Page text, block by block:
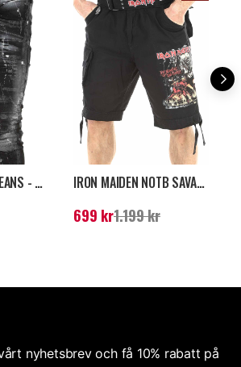
NEDNESS KINGZ JEANS - SVART/SILVER
IRON MAIDEN NOTB SAVAGE SHORTS - SVART
Nuvarande pris:699
699 kr1.199 kr
nyhetsbrev och få 10% rabatt på